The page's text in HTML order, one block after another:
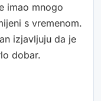
imao mnogo
s vremenom.
izjavljuju da je
dobar.